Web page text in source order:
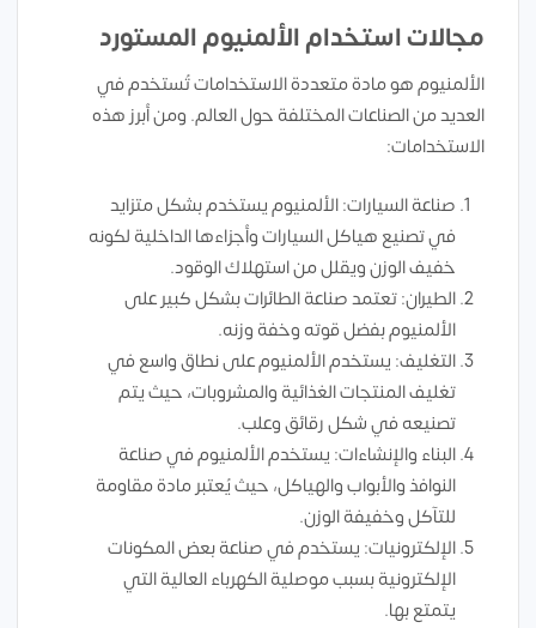
مجالات استخدام الألمنيوم المستورد
الألمنيوم هو مادة متعددة الاستخدامات تُستخدم في
العديد من الصناعات المختلفة حول العالم. ومن أبرز هذه
الاستخدامات:
صناعة السيارات: الألمنيوم يستخدم بشكل متزايد
في تصنيع هياكل السيارات وأجزاءها الداخلية لكونه
خفيف الوزن ويقلل من استهلاك الوقود.
الطيران: تعتمد صناعة الطائرات بشكل كبير على
الألمنيوم بفضل قوته وخفة وزنه.
التغليف: يستخدم الألمنيوم على نطاق واسع في
تغليف المنتجات الغذائية والمشروبات، حيث يتم
تصنيعه في شكل رقائق وعلب.
البناء والإنشاءات: يستخدم الألمنيوم في صناعة
النوافذ والأبواب والهياكل، حيث يُعتبر مادة مقاومة
للتآكل وخفيفة الوزن.
الإلكترونيات: يستخدم في صناعة بعض المكونات
الإلكترونية بسبب موصلية الكهرباء العالية التي
يتمتع بها.